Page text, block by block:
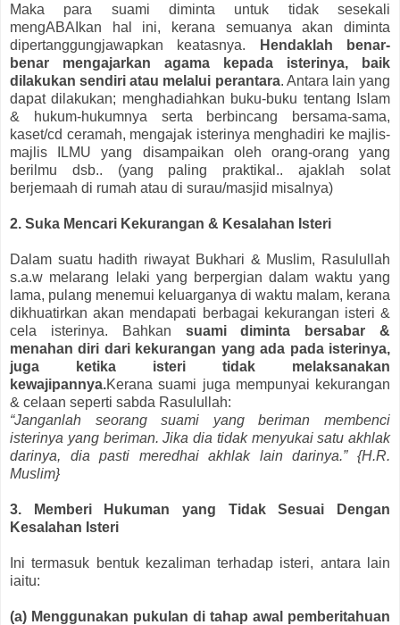
Maka para suami diminta untuk tidak sesekali
mengABAIkan hal ini, kerana semuanya akan diminta
dipertanggungjawapkan keatasnya.
Hendaklah benar-
benar mengajarkan agama kepada isterinya, baik
dilakukan sendiri atau melalui perantara. Antara lain yang
dapat dilakukan; menghadiahkan buku-buku tentang Islam
& hukum-hukumnya serta berbincang bersama-sama,
kaset/cd ceramah, mengajak isterinya menghadiri ke majlis-
majlis ILMU yang disampaikan oleh orang-orang yang
berilmu dsb.. (yang paling praktikal.. ajaklah solat
berjemaah di rumah atau di surau/masjid misalnya)
2. Suka Mencari Kekurangan & Kesalahan Isteri
Dalam suatu hadith riwayat Bukhari & Muslim, Rasulullah
s.a.w melarang lelaki yang berpergian dalam waktu yang
lama, pulang menemui keluarganya di waktu malam, kerana
dikhuatirkan akan mendapati berbagai kekurangan isteri &
cela isterinya. Bahkan suami diminta bersabar &
menahan diri dari kekurangan yang ada pada isterinya,
juga ketika isteri tidak melaksanakan
kewajipannya.Kerana suami juga mempunyai kekurangan
& celaan seperti sabda Rasulullah:
“Janganlah seorang suami yang beriman membenci
isterinya yang beriman. Jika dia tidak menyukai satu akhlak
darinya, dia pasti meredhai akhlak lain darinya.” {H.R.
Muslim}
3. Memberi Hukuman yang Tidak Sesuai Dengan
Kesalahan Isteri
Ini termasuk bentuk kezaliman terhadap isteri, antara lain
iaitu:
(a) Menggunakan pukulan di tahap awal pemberitahuan